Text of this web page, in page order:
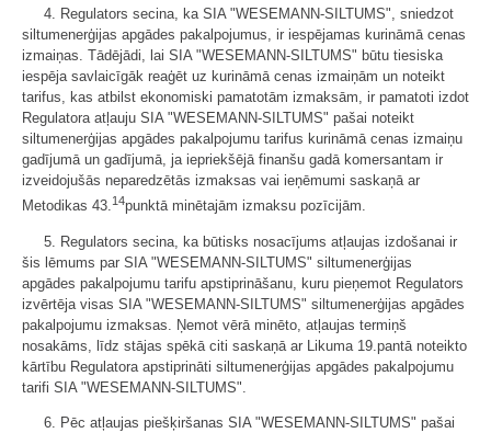
4. Regulators secina, ka SIA "WESEMANN-SILTUMS", sniedzot
siltumenerģijas apgādes pakalpojumus, ir iespējamas kurināmā cenas
izmaiņas. Tādējādi, lai SIA "WESEMANN-SILTUMS" būtu tiesiska
iespēja savlaicīgāk reaģēt uz kurināmā cenas izmaiņām un noteikt
tarifus, kas atbilst ekonomiski pamatotām izmaksām, ir pamatoti izdot
Regulatora atļauju SIA "WESEMANN-SILTUMS" pašai noteikt
siltumenerģijas apgādes pakalpojumu tarifus kurināmā cenas izmaiņu
gadījumā un gadījumā, ja iepriekšējā finanšu gadā komersantam ir
izveidojušās neparedzētās izmaksas vai ieņēmumi saskaņā ar
Metodikas 43.14punktā minētajām izmaksu pozīcijām.
5. Regulators secina, ka būtisks nosacījums atļaujas izdošanai ir
šis lēmums par SIA "WESEMANN-SILTUMS" siltumenerģijas
apgādes pakalpojumu tarifu apstiprināšanu, kuru pieņemot Regulators
izvērtēja visas SIA "WESEMANN-SILTUMS" siltumenerģijas apgādes
pakalpojumu izmaksas. Ņemot vērā minēto, atļaujas termiņš
nosakāms, līdz stājas spēkā citi saskaņā ar Likuma 19.pantā noteikto
kārtību Regulatora apstiprināti siltumenerģijas apgādes pakalpojumu
tarifi SIA "WESEMANN-SILTUMS".
6. Pēc atļaujas piešķiršanas SIA "WESEMANN-SILTUMS" pašai